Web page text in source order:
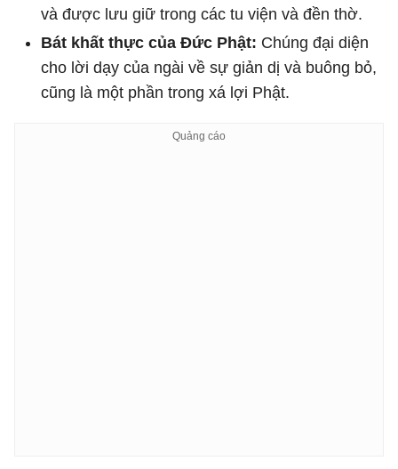
và được lưu giữ trong các tu viện và đền thờ.
Bát khất thực của Đức Phật: Chúng đại diện
cho lời dạy của ngài về sự giản dị và buông bỏ,
cũng là một phần trong xá lợi Phật.